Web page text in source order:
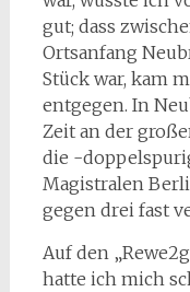
gut; dass
Ortsanfang
Stück war, kam
entgegen. In
Zeit an der
die -
Magistralen
gegen drei fast
Auf den
hatte ich mich